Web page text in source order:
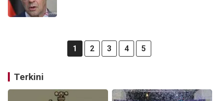
1 2 3 4 5
Terkini